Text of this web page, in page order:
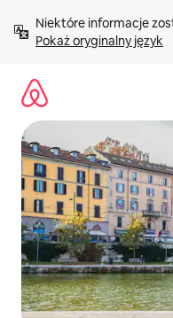
treści Pokaż oryginalny język